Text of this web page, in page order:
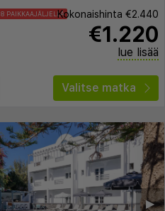
8 PAIKKAAJÄLJELLÄKokonaishinta €2.440
€1.220
lue lisää
Valitse matka
▶︎